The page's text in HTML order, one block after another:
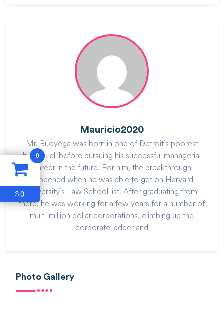
Mauricio2020
Mr. Buoyega was born in one of Detroit’s poorest
blocks, all before pursuing his successful managerial
career in the future. For him, the breakthrough
happened when he was able to get on Harvard
University’s Law School list. After graduating from
there, he was working for a few years for a number of
multi-million dollar corporations, climbing up the
corporate ladder and
Photo Gallery
0
$0